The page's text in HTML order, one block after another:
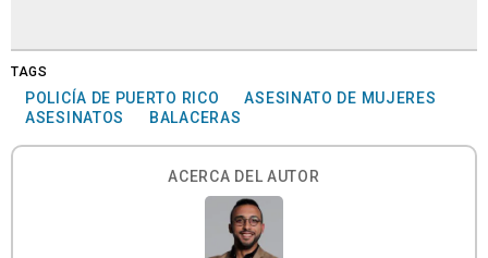
TAGS
POLICÍA DE PUERTO RICO
ASESINATO DE MUJERES
ASESINATOS
BALACERAS
ACERCA DEL AUTOR